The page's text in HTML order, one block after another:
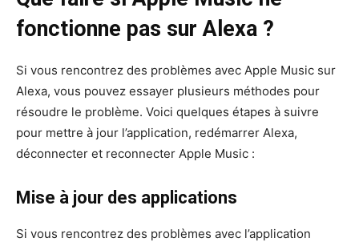
fonctionne pas sur Alexa ?
Si vous rencontrez des problèmes avec Apple Music sur
Alexa, vous pouvez essayer plusieurs méthodes pour
résoudre le problème. Voici quelques étapes à suivre
pour mettre à jour l’application, redémarrer Alexa,
déconnecter et reconnecter Apple Music :
Mise à jour des applications
Si vous rencontrez des problèmes avec l’application